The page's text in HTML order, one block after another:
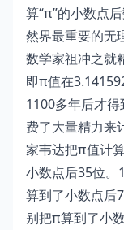
算“π”的小数点
然界最重要的无
数学家祖冲之就
即π值在
1100多年后才
费了大量精力来
家韦达把π值计
小数点后35位。
算到了小数点后
别把π算到了小